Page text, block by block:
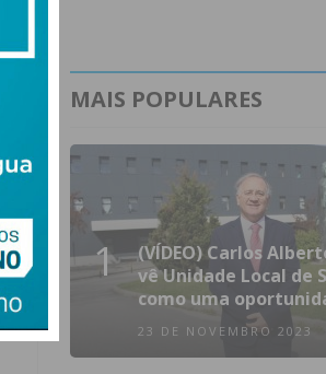
MAIS POPULARES
1
(VÍDEO) Carlos
vê Unidade Local de
como uma
23 DE NOVEMBRO 2023